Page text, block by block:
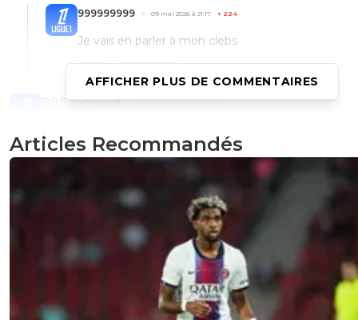
999999999 09 mai 2026 à 21:17 + 224
Je vais en parler à mon clebs
0+ Répondre
999999999
1+ Répondre
+544
Tout les pseudos..
Et j'en passe
AFFICHER PLUS DE COMMENTAIRES
Articles Recommandés